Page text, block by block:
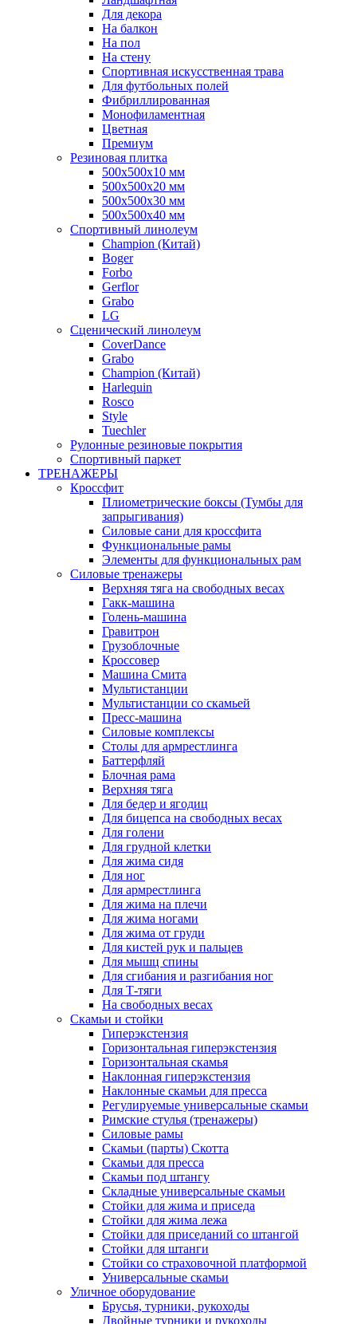
Для декора
На балкон
На пол
На стену
Спортивная искусственная трава
Для футбольных полей
Фибриллированная
Монофиламентная
Цветная
Премиум
Резиновая плитка
500х500х10 мм
500х500х20 мм
500х500х30 мм
500х500х40 мм
Спортивный линолеум
Champion (Китай)
Boger
Forbo
Gerflor
Grabo
LG
Сценический линолеум
CoverDance
Grabo
Champion (Китай)
Harlequin
Rosco
Style
Tuechler
Рулонные резиновые покрытия
Спортивный паркет
ТРЕНАЖЕРЫ
Кроссфит
Плиометрические боксы (Тумбы для
запрыгивания)
Силовые сани для кроссфита
Функциональные рамы
Элементы для функциональных рам
Силовые тренажеры
Верхняя тяга на свободных весах
Гакк-машина
Голень-машина
Гравитрон
Грузоблочные
Кроссовер
Машина Смита
Мультистанции
Мультистанции со скамьей
Пресс-машина
Силовые комплексы
Столы для армрестлинга
Баттерфляй
Блочная рама
Верхняя тяга
Для бедер и ягодиц
Для бицепса на свободных весах
Для голени
Для грудной клетки
Для жима сидя
Для ног
Для армрестлинга
Для жима на плечи
Для жима ногами
Для жима от груди
Для кистей рук и пальцев
Для мышц спины
Для сгибания и разгибания ног
Для Т-тяги
На свободных весах
Скамьи и стойки
Гиперэкстензия
Горизонтальная гиперэкстензия
Горизонтальная скамья
Наклонная гиперэкстензия
Наклонные скамьи для пресса
Регулируемые универсальные скамьи
Римские стулья (тренажеры)
Силовые рамы
Скамьи (парты) Скотта
Скамьи для пресса
Скамьи под штангу
Складные универсальные скамьи
Стойки для жима и приседа
Стойки для жима лежа
Стойки для приседаний со штангой
Стойки для штанги
Стойки со страховочной платформой
Универсальные скамьи
Уличное оборудование
Брусья, турники, рукоходы
Двойные турники и рукоходы